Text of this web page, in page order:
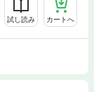
試し読み カートへ